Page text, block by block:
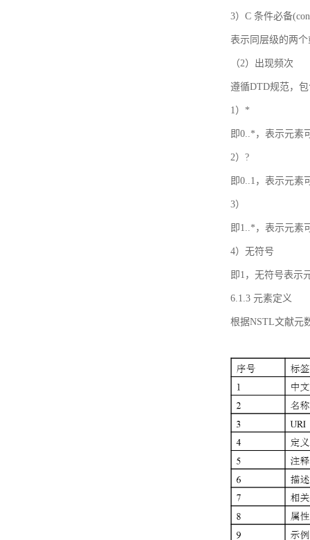
3）C 条件必备
表示同层级的两
（2）出现频次
遵循DTD规范，
1）*
即0..*，表示元素
2）?
即0..1，表示元素
3）
即1..*，表示元素
4）无符号
即1，无符号表示
6.1.3 元素定义
根据NSTL文献元